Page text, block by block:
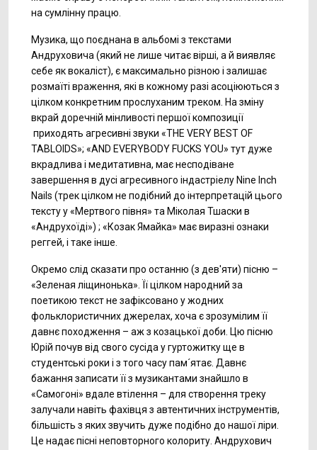
на сумлінну працю.
Музика, що поєднана в альбомі з текстами
Андруховича (який не лише читає вірші, а й виявляє
себе як вокаліст), є максимально різною і залишає
розмаїті враження, які в кожному разі асоціюються з
цілком конкретним прослуханим треком. На зміну
вкрай доречній мінливості першої композиції
приходять агресивні звуки «THE VERY BEST OF
TABLOIDS»; «AND EVERYBODY FUCKS YOU» тут дуже
вкрадлива і медитативна, має несподіване
завершення в дусі агресивного індастріелу Nine Inch
Nails (трек цілком не подібний до інтерпретацій цього
тексту у «Мертвого півня» та Міколая Тшаски в
«Андрухоїді») ; «Козак Ямайка» має виразні ознаки
реггей, і таке інше.
Окремо слід сказати про останню (з дев'яти) пісню –
«Зеленая ліщинонька». Її цілком народний за
поетикою текст не зафіксовано у жодних
фольклористичних джерелах, хоча є зрозумілим її
давнє походження – аж з козацької доби. Цю пісню
Юрій почув від свого сусіда у гуртожитку ще в
студентські роки і з того часу пам´ятає. Давнє
бажання записати її з музикантами знайшло в
«Самогоні» вдале втілення – для створення треку
залучали навіть фахівця з автентичних інструментів,
більшість з яких звучить дуже подібно до нашої ліри.
Це надає пісні неповторного колориту. Андрухович